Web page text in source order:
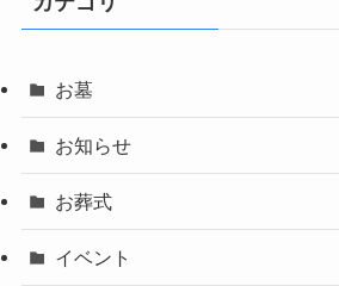
お墓
お知らせ
お葬式
イベント